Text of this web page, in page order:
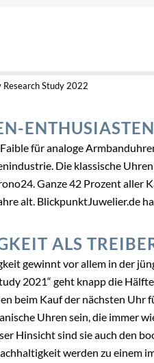
Study 2022
ENTHUSIASTEN
für analoge
Die klassische
Ganze 42 Prozent aller
alt. BlickpunktJuwelier.de
ALS
gewinnt vor allem in der
2021“ geht knapp die
beim Kauf der nächsten Uhr
Uhren sein, die immer
Hinsicht sind sie auch den
werden zu einem